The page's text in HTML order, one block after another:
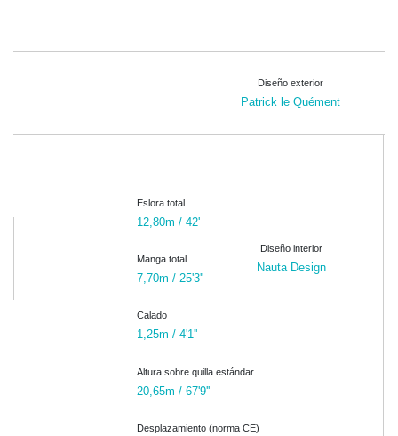
Diseño exterior
Patrick le Quément
Diseño interior
Nauta Design
Eslora total
12,80m / 42'
Manga total
7,70m / 25'3''
Calado
1,25m / 4'1''
Altura sobre quilla estándar
20,65m / 67'9''
Desplazamiento (norma CE)